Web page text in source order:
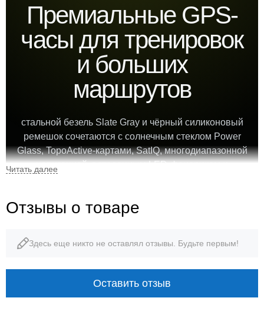
Премиальные GPS-
часы для тренировок
и больших
маршрутов
стальной безель Slate Gray и чёрный силиконовый
ремешок сочетаются с солнечным стеклом Power
Glass, TopoActive-картами, SatIQ, многодиапазонной
навигацией, встроенным LED-фонариком и
диаметр корпуса корпус без ремешка
до 22 дней
Отзывы о товаре
Здесь еще никто не оставлял отзывы. Будьте первым!
Оставить отзыв